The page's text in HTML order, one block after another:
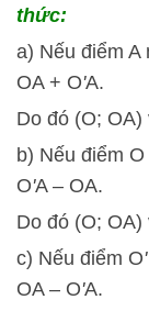
thức:
a) Nếu điểm A
OA + O'A.
Do đó (O; OA)
b) Nếu điểm
O'A – OA.
Do đó (O; OA)
c) Nếu điểm O'
OA – O'A.